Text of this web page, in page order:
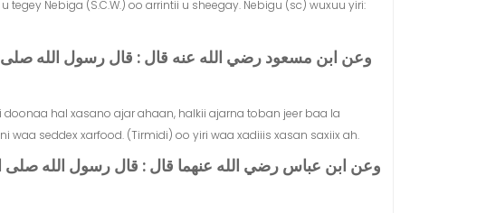
Nebiga (S.C.W.) oo arrintii u sheegay. Nebigu (sc) wuxuu yiri:
وعن ابن مسعود رضي الله عنه قال ‏:‏ قال رسول الله صلى
doonaa hal xasano ajar ahaan, halkii ajarna toban jeer baa la
seddex xarfood. (Tirmidi) oo yiri waa xadiiis xasan saxiix ah.
وعن ابن عباس رضي الله عنهما قال ‏:‏ قال رسول الله